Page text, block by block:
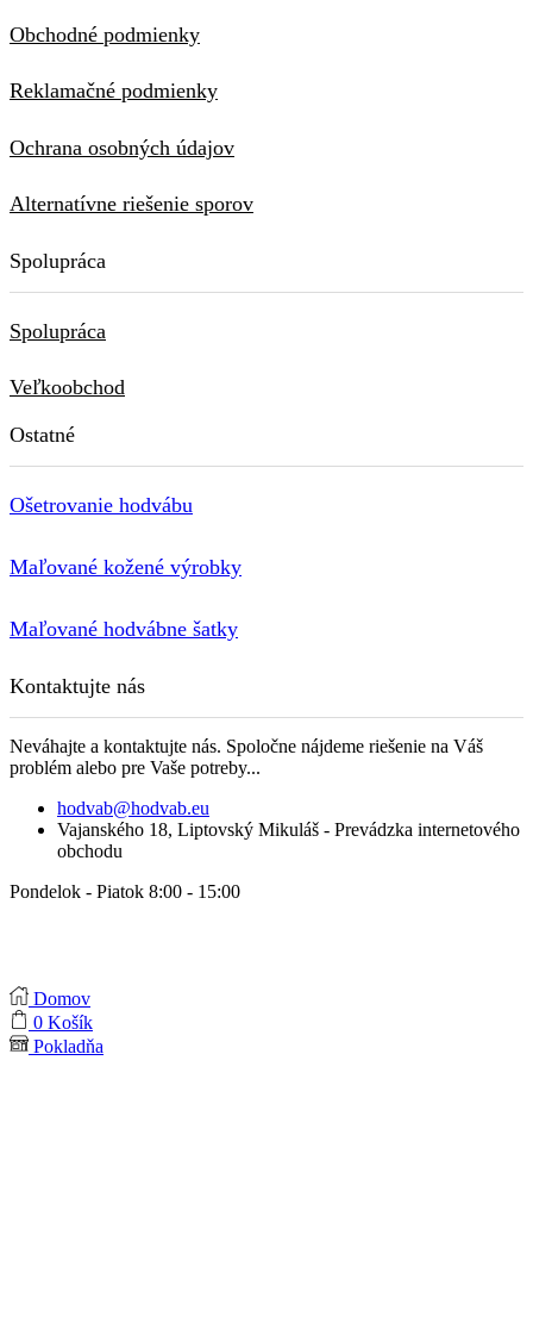
Obchodné podmienky
Reklamačné podmienky
Ochrana osobných údajov
Alternatívne riešenie sporov
Spolupráca
Spolupráca
Veľkoobchod
Ostatné
Ošetrovanie hodvábu
Maľované kožené výrobky
Maľované hodvábne šatky
Kontaktujte nás
Neváhajte a kontaktujte nás. Spoločne nájdeme riešenie na Váš
problém alebo pre Vaše potreby...
hodvab@hodvab.eu
Vajanského 18, Liptovský Mikuláš - Prevádzka internetového
obchodu
Pondelok - Piatok 8:00 - 15:00
Domov
0 Košík
Pokladňa